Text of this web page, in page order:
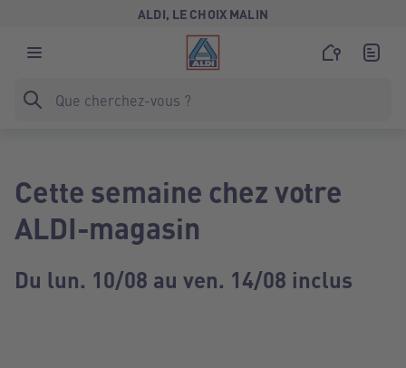
ALDI, LE CHOIX MALIN
Cette semaine chez votre
ALDI-magasin
Du lun. 10/08 au ven. 14/08 inclus